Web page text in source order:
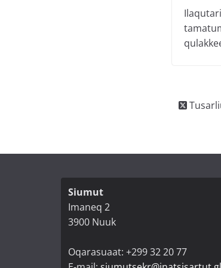
Siumut
Imaneq 2
3900 Nuuk
Oqarasuaat: +299 32 20 77